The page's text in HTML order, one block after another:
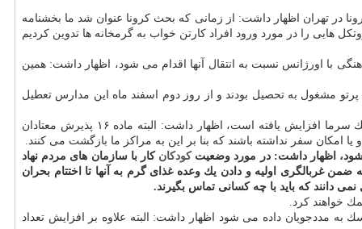
در تهران اظهار داشت: از زمانی كه بحث كرونا عنوان شد ما بخشنامه
هایی را در مورد ورود افراد كارتن خواب به گرمخانه ها تدوین كردیم
با اورژانس نسبت به انتقال آنها اقدام می شود، اظهار داشت: همین
خانمان انجام می شود اظهار داشت: ۴۰۰۰ كودك كار در مدارس پرتو مشغول به تحصیل بودند و از روز دوم اسفند ماه این مدارس تعطیل
وی با اشاره به اینكه هم اكنون میزان بازگشت كارتن خواب ها به دنبال شیوع كرونا افزایش یافته است به شكلی كه ورودی های ما حتی از روزهای پیك سرما افزایش یافته است، اظهار داشت: البته ماده ۱۶ پذیرش معتادان
امكان سفر نداشته باشند كه بنا بر این به مراكز ما بازگشت می كنند.
شود، اظهار داشت: در مورد وضعیتكودكان كار با سازمان های مردم نهاد
غربالگری اولیه و دادن یك وعده غذای گرم به آنها تا اختتام بحران
دانند كه باید با چه كسانی تماس بگیرند.
خواهند كرد.
به مددجویان داده می شود اظهار داشت: البته علاوه بر افزایش تعداد